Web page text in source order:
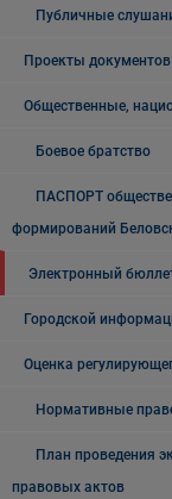
Публичные
Проекты документов
Общественные,
Боевое братство
ПАСПОРТ
формирований
Электронный
Городской
Оценка
Нормативные
План проведения
правовых актов